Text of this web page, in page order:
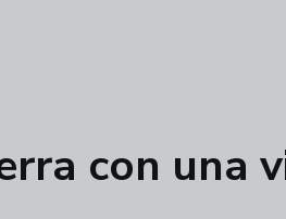
con una